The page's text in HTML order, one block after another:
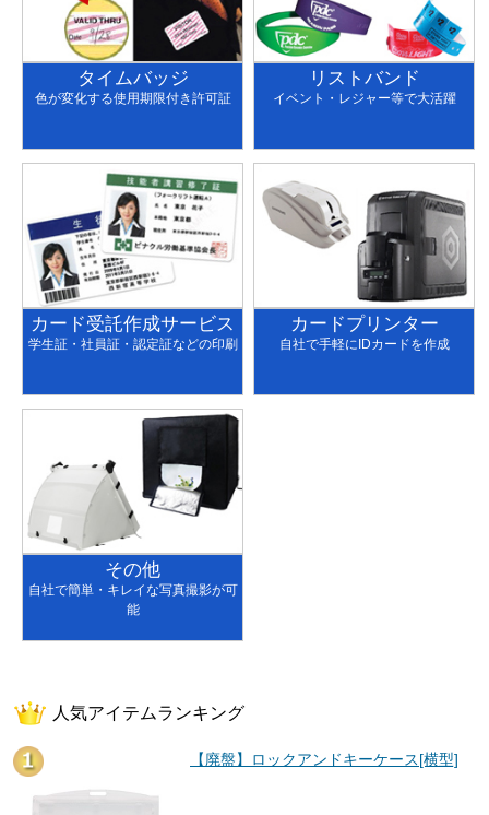
タイムバッジ
色が変化する使用期限付き許可証
リストバンド
イベント・レジャー等で大活躍
カード受託作成サービス
学生証・社員証・認定証などの印刷
カードプリンター
自社で手軽にIDカードを作成
その他
自社で簡単・キレイな写真撮影が可
能
人気アイテムランキング
【廃盤】ロックアンドキーケース[横型]